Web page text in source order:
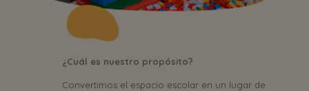
¿Cuál es nuestro propósito?
Convertimos el espacio escolar en un lugar de